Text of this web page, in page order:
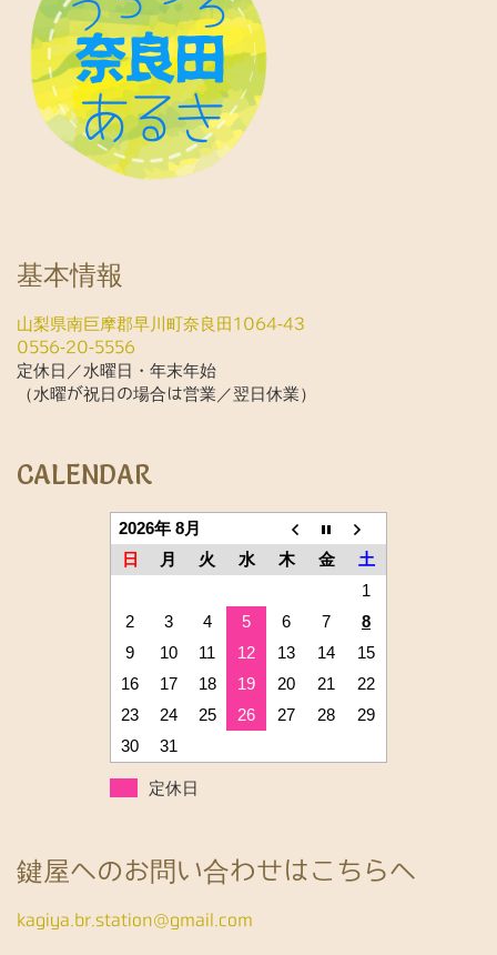
基本情報
山梨県南巨摩郡早川町奈良田1064-43
0556-20-5556
定休日／水曜日・年末年始
（水曜が祝日の場合は営業／翌日休業）
CALENDAR
2026年 8月
日
月 火 水 木 金
土
1
2
3 4 5 6 7
8
9
10 11 12 13 14
15
16
17 18 19 20 21
22
23
24 25 26 27 28
29
30
31
定休日
鍵屋へのお問い合わせはこちらへ
kagiya.br.station@gmail.com